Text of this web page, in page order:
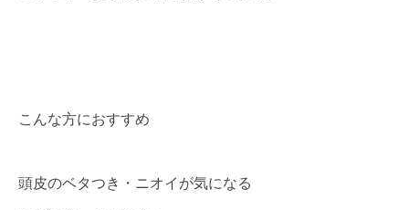
こんな方におすすめ
頭皮のベタつき・ニオイが気になる